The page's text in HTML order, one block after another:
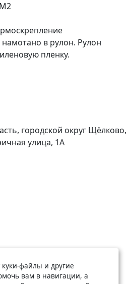
в рулон. Рулон
пленку.
городской округ Щёлково,
улица, 1А
куки-файлы и другие
вам в навигации, а